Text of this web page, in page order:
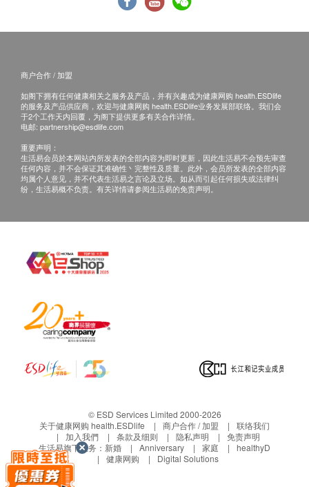
info@theloel.com
商户合作 / 加盟
如阁下拥有任何健康相关之服务及产品，并有兴趣成为健康网购 health.ESDlife
的服务及产品供应商，欢迎与健康网购 health.ESDlife业务发展部联络。我们会
于2个工作天内回覆，为阁下提供更多有关合作详情。
电邮: partnership@esdlife.com
重要声明：
生活易会员於本网站内所发表的全部内容为即时更新，因此生活易不会预先审查
任何内容，并不会保证其准确性丶完整性及质量。此外，会员所发表的全部内容
均属个人意见，并不代表生活易之言论及立场。如从而引起任何损失或法律纠
纷，生活易概不负责。有关详情请参阅生活易的免责声明。
© ESD Services Limited 2000-2026
关于健康网购 health.ESDlife
商户合作 / 加盟
联络我们
加入我們
条款及细则 隐私声明
免责声明
生活易旗下业务： 新婚 Anniversary 家庭
healthyD
健康网购
Digital Solutions